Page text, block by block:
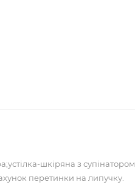
шкіряна з супінатором.
перетинки на липучку.